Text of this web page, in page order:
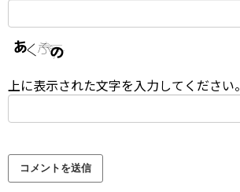
上に表示された文字を入力してください。